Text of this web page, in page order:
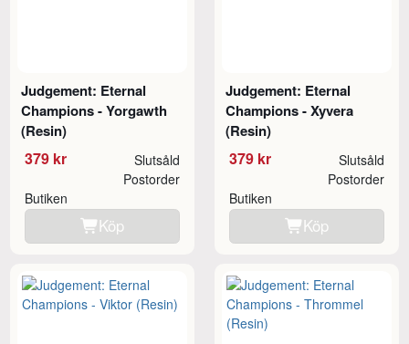
Judgement: Eternal
Champions - Yorgawth
(Resin)
379 kr Slutsåld
Butiken
Postorder
Köp
Judgement: Eternal
Champions - Xyvera
(Resin)
379 kr Slutsåld
Butiken
Postorder
Köp